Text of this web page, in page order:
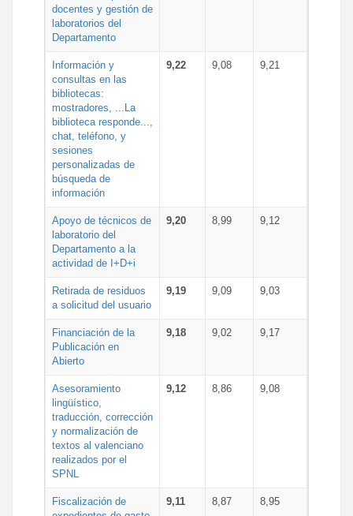
docentes y gestión de
laboratorios del
Departamento
Información y
consultas en las
bibliotecas:
mostradores, ...La
biblioteca responde...,
chat, teléfono, y
sesiones
personalizadas de
búsqueda de
información
9,22 9,08 9,21
Apoyo de técnicos de
laboratorio del
Departamento a la
actividad de I+D+i
9,20 8,99 9,12
Retirada de residuos
a solicitud del usuario
9,19 9,09 9,03
Financiación de la
Publicación en
Abierto
9,18 9,02 9,17
Asesoramiento
lingüístico,
traducción, corrección
y normalización de
textos al valenciano
realizados por el
SPNL
9,12 8,86 9,08
Fiscalización de
9,11 8,87 8,95